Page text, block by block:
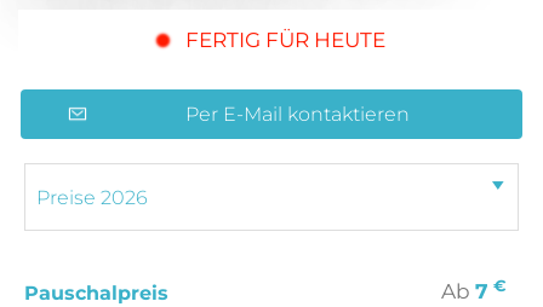
FERTIG FÜR HEUTE
Per E-Mail kontaktieren
Pauschalpreis Ab 7 €